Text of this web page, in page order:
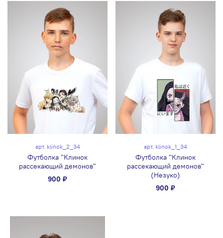
арт. klinok_2_34
Футболка "Клинок
рассекающий демонов"
900 ₽
арт. klinok_1_34
Футболка "Клинок
рассекающий демонов"
(Незуко)
900 ₽